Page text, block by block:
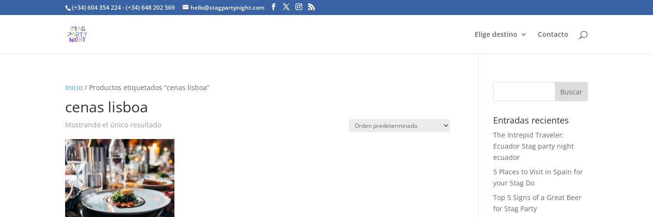
(+34) 604 354 224 - (+34) 648 202 569 hello@stagpartynight.com
Elige destino Contacto
Inicio / Productos etiquetados “cenas lisboa”
cenas lisboa
Mostrando el único resultado Entradas recientes
The Intrepid Traveler:
Ecuador Stag party night
ecuador
5 Places to Visit in Spain for
your Stag Do
Top 5 Signs of a Great Beer
for Stag Party